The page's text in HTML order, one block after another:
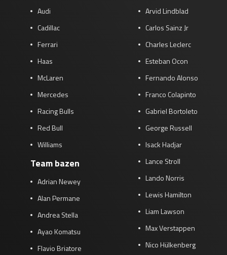
Audi
Cadillac
Ferrari
Haas
McLaren
Mercedes
Racing Bulls
Red Bull
Williams
Team bazen
Adrian Newey
Alan Permane
Andrea Stella
Ayao Komatsu
Flavio Briatore
Arvid Lindblad
Carlos Sainz Jr
Charles Leclerc
Esteban Ocon
Fernando Alonso
Franco Colapinto
Gabriel Bortoleto
George Russell
Isack Hadjar
Lance Stroll
Lando Norris
Lewis Hamilton
Liam Lawson
Max Verstappen
Nico Hülkenberg